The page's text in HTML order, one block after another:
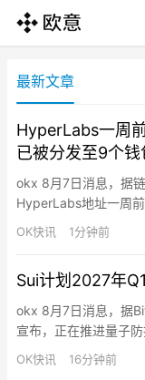
最新文章
HyperLabs一周
已被分发至9个钱
okx 8月7日消息，据
HyperLabs地址一周
于昨日凌晨到账，今
记录，这些HYPE可
OK快讯 1分钟前
Sui计划2027年
okx 8月7日消息，据
宣布，正在推进量子
量子签名方案。原生
合约保险库采用SLH-
OK快讯 16分钟前